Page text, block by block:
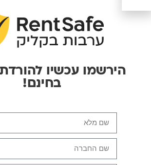
הירשמו עכשיו
בחינם!